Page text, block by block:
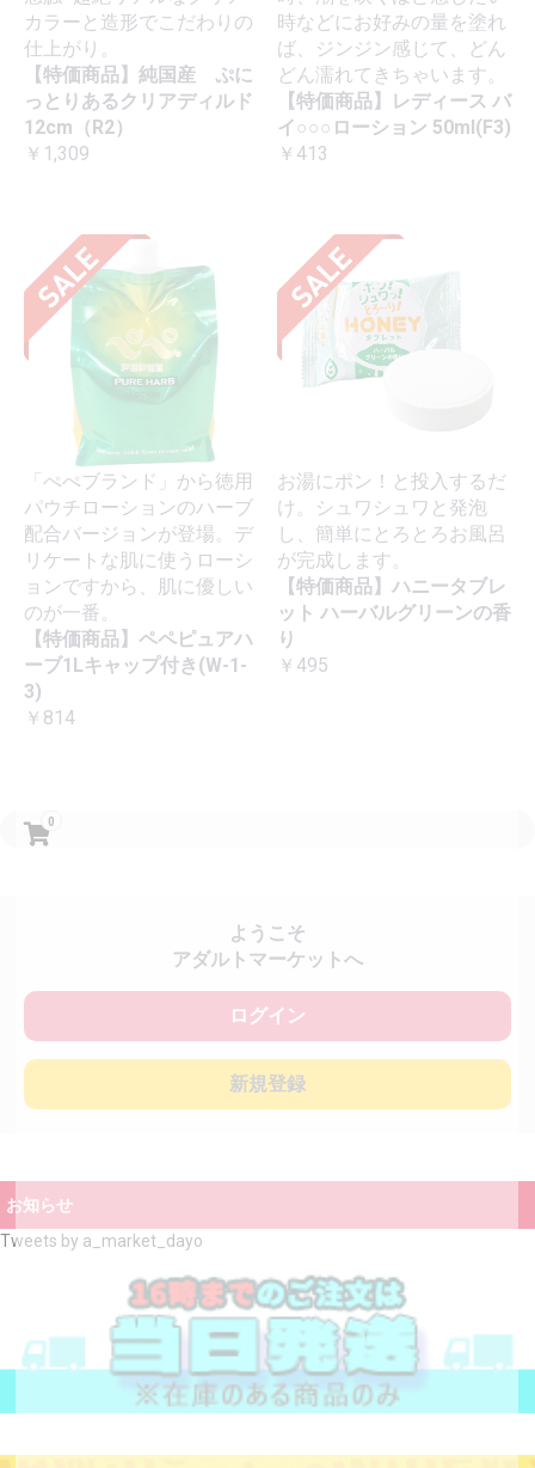
0
ようこそ
アダルトマーケットへ
ログイン
新規登録
お知らせ
Tweets by a_market_dayo
カラーと造形でこだわりの
仕上がり。
【特価商品】純国産 ぷに
っとりあるクリアディルド
12cm（R2）
￥1,309
時などにお好みの量を塗れ
ば、ジンジン感じて、どん
どん濡れてきちゃいます。
【特価商品】レディース バ
イ○○○ローション 50ml(F3)
￥413
「ぺぺブランド」から徳用
パウチローションのハーブ
配合バージョンが登場。デ
リケートな肌に使うローシ
ョンですから、肌に優しい
のが一番。
【特価商品】ペペピュアハ
ーブ1Lキャップ付き(W-1-
3)
￥814
お湯にポン！と投入するだ
け。シュワシュワと発泡
し、簡単にとろとろお風呂
が完成します。
【特価商品】ハニータブレ
ット ハーバルグリーンの香
り
￥495